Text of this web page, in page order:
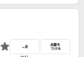
-点
点数を
つける